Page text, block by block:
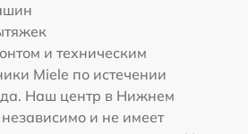
и техническим
Miele по истечении
Наш центр в Нижнем
и не имеет